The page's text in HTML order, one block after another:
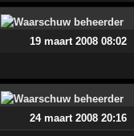
19 maart 2008 08:02
24 maart 2008 20:16